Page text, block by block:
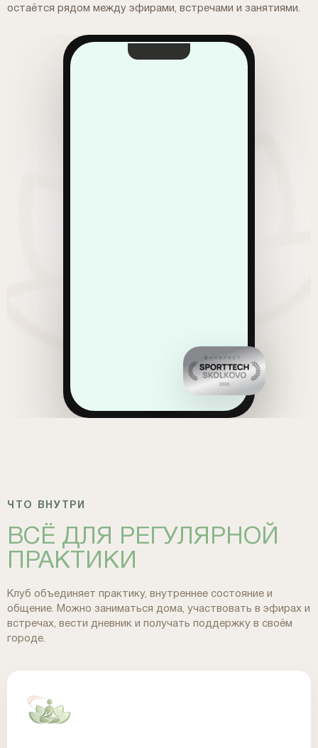
остаётся рядом между эфирами, встречами и занятиями.
ЧТО ВНУТРИ
ВСЁ ДЛЯ РЕГУЛЯРНОЙ
ПРАКТИКИ
Клуб объединяет практику, внутреннее состояние и
общение. Можно заниматься дома, участвовать в эфирах и
встречах, вести дневник и получать поддержку в своём
городе.